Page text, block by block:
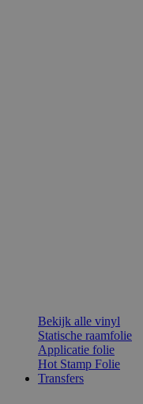
Bekijk alle vinyl
Statische raamfolie
Applicatie folie
Hot Stamp Folie
Transfers